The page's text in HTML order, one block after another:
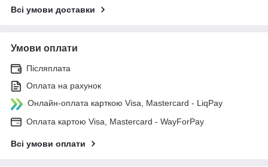
Всі умови доставки
Умови оплати
Післяплата
Оплата на рахунок
Онлайн-оплата карткою Visa, Mastercard - LiqPay
Оплата картою Visa, Mastercard - WayForPay
Всі умови оплати